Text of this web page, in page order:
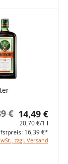
14,49 €
€
20,70 €/1 l
zzgl. Versand
16,39 €*